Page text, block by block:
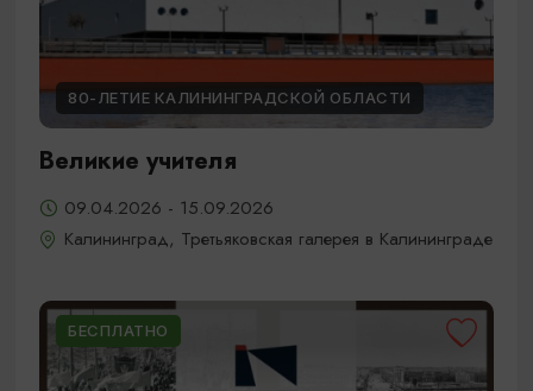
80-ЛЕТИЕ КАЛИНИНГРАДСКОЙ ОБЛАСТИ
Великие учителя
09.04.2026 - 15.09.2026
Калининград, Третьяковская галерея в Калининграде
БЕСПЛАТНО